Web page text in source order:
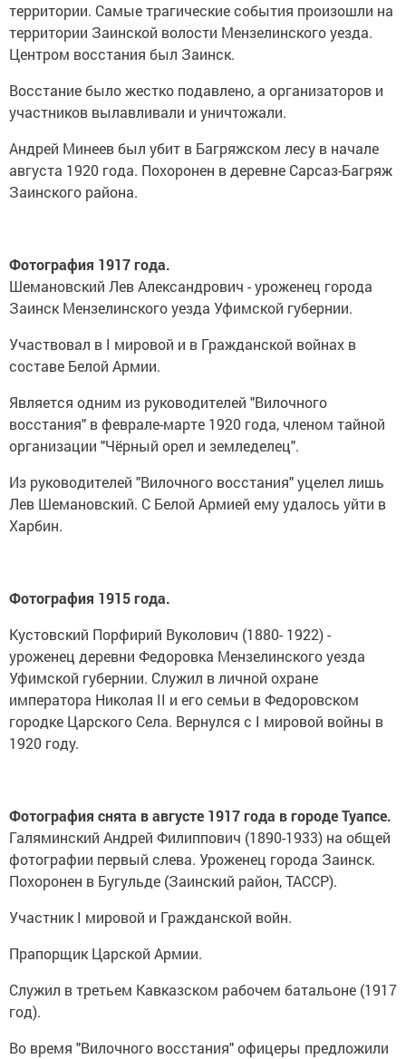
территории. Самые трагические события произошли на
территории Заинской волости Мензелинского уезда.
Центром восстания был Заинск.
Восстание было жестко подавлено, а организаторов и
участников вылавливали и уничтожали.
Андрей Минеев был убит в Багряжском лесу в начале
августа 1920 года. Похоронен в деревне Сарсаз-Багряж
Заинского района.
Фотография 1917 года.
Шемановский Лев Александрович - уроженец города
Заинск Мензелинского уезда Уфимской губернии.
Участвовал в I мировой и в Гражданской войнах в
составе Белой Армии.
Является одним из руководителей "Вилочного
восстания" в феврале-марте 1920 года, членом тайной
организации "Чёрный орел и земледелец".
Из руководителей "Вилочного восстания" уцелел лишь
Лев Шемановский. С Белой Армией ему удалось уйти в
Харбин.
Фотография 1915 года.
Кустовский Порфирий Вуколович (1880- 1922) -
уроженец деревни Федоровка Мензелинского уезда
Уфимской губернии. Служил в личной охране
императора Николая II и его семьи в Федоровском
городке Царского Села. Вернулся с I мировой войны в
1920 году.
Фотография снята в августе 1917 года в городе Туапсе.
Галяминский Андрей Филиппович (1890-1933) на общей
фотографии первый слева. Уроженец города Заинск.
Похоронен в Бугульде (Заинский район, ТАССР).
Участник I мировой и Гражданской войн.
Прапорщик Царской Армии.
Служил в третьем Кавказском рабочем батальоне (1917
год).
Во время "Вилочного восстания" офицеры предложили